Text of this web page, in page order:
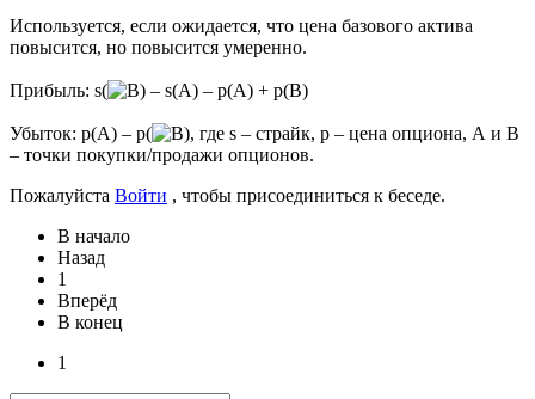
Используется, если ожидается, что цена базового актива
повысится, но повысится умеренно.
Прибыль: s( – s(A) – p(А) + p(В)
Убыток: p(A) – p(
, где s – страйк, p – цена опциона, А и В
– точки покупки/продажи опционов.
Пожалуйста Войти , чтобы присоединиться к беседе.
В начало
Назад
1
Вперёд
В конец
1